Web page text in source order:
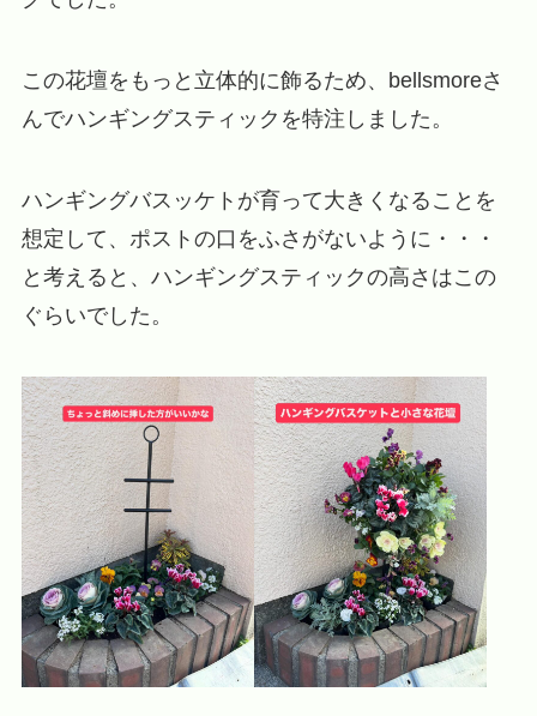
この花壇をもっと立体的に飾るため、bellsmoreさ
んでハンギングスティックを特注しました。
ハンギングバスッケトが育って大きくなることを
想定して、ポストの口をふさがないように・・・
と考えると、ハンギングスティックの高さはこの
ぐらいでした。